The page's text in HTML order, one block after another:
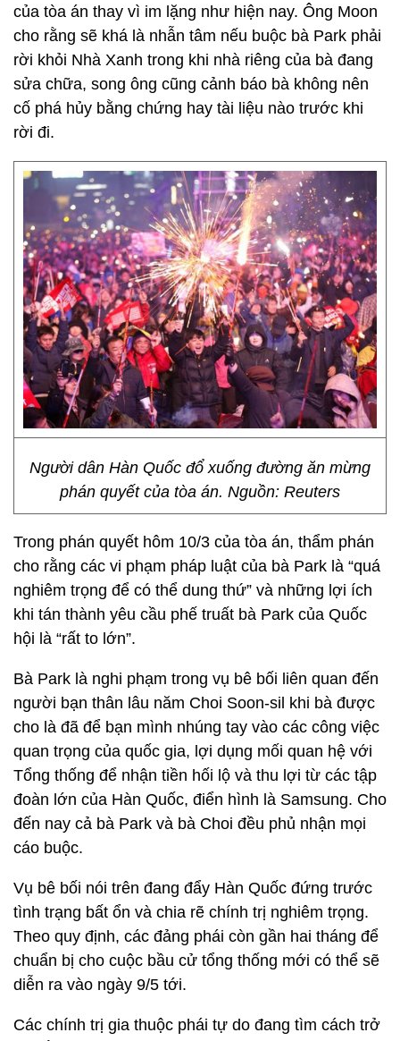
của tòa án thay vì im lặng như hiện nay. Ông Moon
cho rằng sẽ khá là nhẫn tâm nếu buộc bà Park phải
rời khỏi Nhà Xanh trong khi nhà riêng của bà đang
sửa chữa, song ông cũng cảnh báo bà không nên
cố phá hủy bằng chứng hay tài liệu nào trước khi
rời đi.
Người dân Hàn Quốc đổ xuống đường ăn mừng
phán quyết của tòa án. Nguồn: Reuters
Trong phán quyết hôm 10/3 của tòa án, thẩm phán
cho rằng các vi phạm pháp luật của bà Park là “quá
nghiêm trọng để có thể dung thứ” và những lợi ích
khi tán thành yêu cầu phế truất bà Park của Quốc
hội là “rất to lớn”.
Bà Park là nghi phạm trong vụ bê bối liên quan đến
người bạn thân lâu năm Choi Soon-sil khi bà được
cho là đã để bạn mình nhúng tay vào các công việc
quan trọng của quốc gia, lợi dụng mối quan hệ với
Tổng thống để nhận tiền hối lộ và thu lợi từ các tập
đoàn lớn của Hàn Quốc, điển hình là Samsung. Cho
đến nay cả bà Park và bà Choi đều phủ nhận mọi
cáo buộc.
Vụ bê bối nói trên đang đẩy Hàn Quốc đứng trước
tình trạng bất ổn và chia rẽ chính trị nghiêm trọng.
Theo quy định, các đảng phái còn gần hai tháng để
chuẩn bị cho cuộc bầu cử tổng thống mới có thể sẽ
diễn ra vào ngày 9/5 tới.
Các chính trị gia thuộc phái tự do đang tìm cách trở